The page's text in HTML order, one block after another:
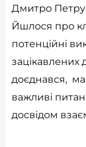
Дмитро
Йшлося про
потенційні
зацікавлених
доєднався,
важливі
досвідом